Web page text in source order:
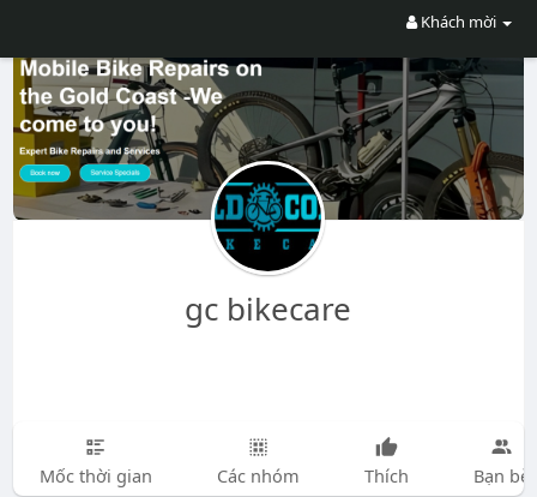
Khách mời
gc bikecare
Mốc thời gian Các nhóm Thích Bạn bè